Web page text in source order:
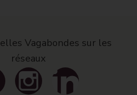
Vagabondes sur les
réseaux
Facebook Instagram